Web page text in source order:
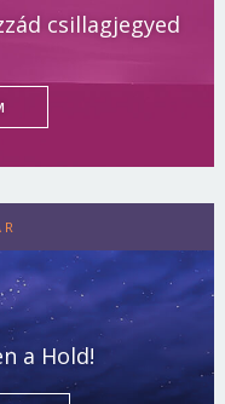
csillagjegyed
a Hold!